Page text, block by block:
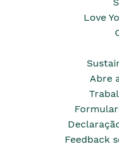
Love
Abre
Feedback